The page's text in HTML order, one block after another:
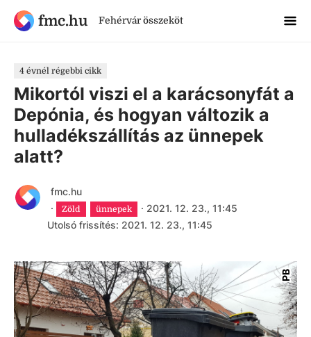
fmc.hu Fehérvár összeköt
4 évnél régebbi cikk
Mikortól viszi el a karácsonyfát a
Depónia, és hogyan változik a
hulladékszállítás az ünnepek
alatt?
fmc.hu
·
Zöld ünnepek · 2021. 12. 23., 11:45
Utolsó frissítés: 2021. 12. 23., 11:45
PB